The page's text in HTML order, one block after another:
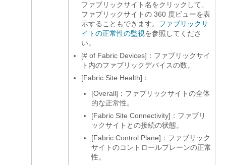
ファブリックサイト名をクリックして、
ファブリックサイトの 360 度ビューを表
示することもできます。 ファブリックサ
イトの正常性の監視を参照してくださ
い。
[# of Fabric Devices]：ファブリックサイ
ト内のファブリックデバイスの数。
[Fabric Site Health]：
[Overall]：ファブリックサイトの全体
的な正常性。
[Fabric Site Connectivity]：ファブリ
ックサイトとの接続の状態。
[Fabric Control Plane]：ファブリック
サイトのコントロールプレーンの正常
性。